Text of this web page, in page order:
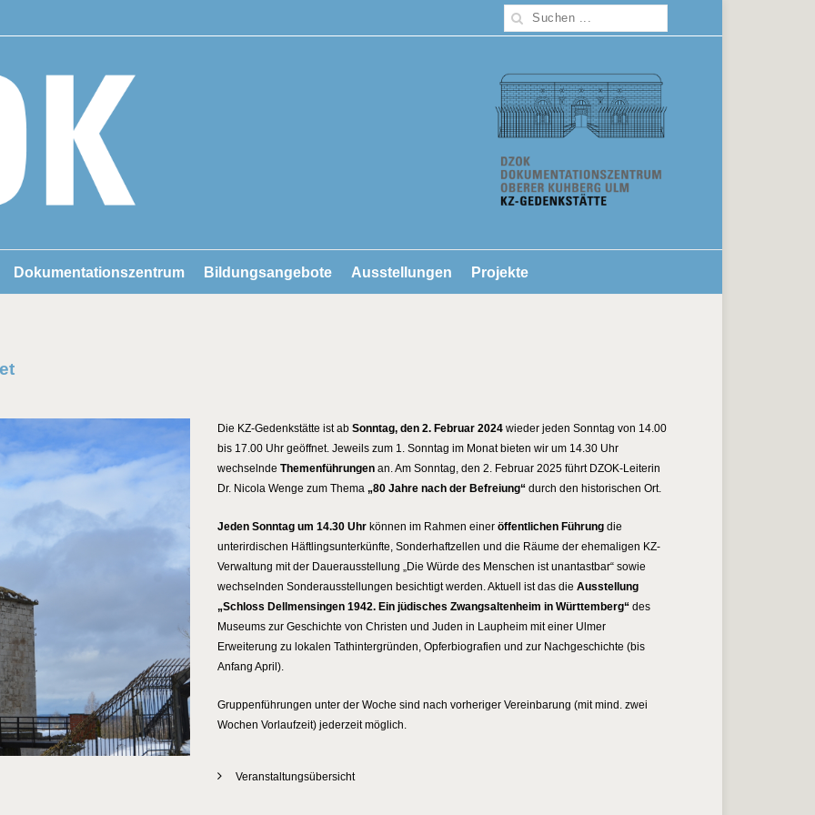
Dokumentationszentrum Bildungsangebote Ausstellungen Projekte
Die KZ-Gedenkstätte ist ab Sonntag, den 2. Februar 2024 wieder jeden Sonntag von 14.00
bis 17.00 Uhr geöffnet. Jeweils zum 1. Sonntag im Monat bieten wir um 14.30 Uhr
wechselnde Themenführungen an. Am Sonntag, den 2. Februar 2025 führt DZOK-Leiterin
Dr. Nicola Wenge zum Thema „80 Jahre nach der Befreiung“ durch den historischen Ort.
Jeden Sonntag um 14.30 Uhr können im Rahmen einer öffentlichen Führung die
unterirdischen Häftlingsunterkünfte, Sonderhaftzellen und die Räume der ehemaligen KZ-
Verwaltung mit der Dauerausstellung „Die Würde des Menschen ist unantastbar“ sowie
wechselnden Sonderausstellungen besichtigt werden. Aktuell ist das die Ausstellung
„Schloss Dellmensingen 1942. Ein jüdisches Zwangsaltenheim in Württemberg“ des
Museums zur Geschichte von Christen und Juden in Laupheim mit einer Ulmer
Erweiterung zu lokalen Tathintergründen, Opferbiografien und zur Nachgeschichte (bis
Anfang April).
Gruppenführungen unter der Woche sind nach vorheriger Vereinbarung (mit mind. zwei
Wochen Vorlaufzeit) jederzeit möglich.
Veranstaltungsübersicht